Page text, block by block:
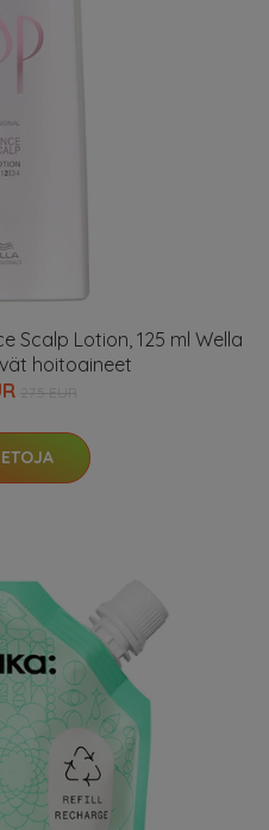
Scalp Lotion, 125 ml Wella
hoitoaineet